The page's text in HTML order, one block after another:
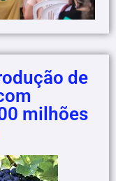
de
milhões